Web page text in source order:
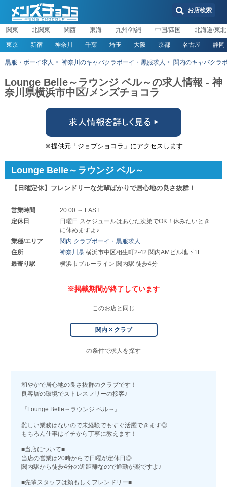
お店検索
関東 北関東 関西 東海 九州/沖縄 中国/四国 北海道/東北
東京 新宿 神奈川 千葉 埼玉 大阪 京都 名古屋 静岡
黒服・ボーイ求人 神奈川のキャバクラボーイ・黒服求人 関内のキャバクラ
Lounge Belle～ラウンジ ベル～の求人情報 - 神
奈川県横浜市中区/メンズチョコラ
※提供元「ジョブショコラ」にアクセスします
Lounge Belle～ラウンジ ベル～
【日曜定休】フレンドリーな先輩ばかりで居心地の良さ抜群！
営業時間
20:00 ～ LAST
定休日
日曜日 スケジュールはあなた次第でOK！休みたいとき
に休めますよ♪
業種/エリア
関内 クラブボーイ・黒服求人
住所
神奈川県横浜市中区相生町2-42 関内AMビル地下1F
最寄り駅
横浜市ブルーライン 関内駅 徒歩4分
※掲載期間が終了しています
このお店と同じ
関内 × クラブ
の条件で求人を探す
和やかで居心地の良さ抜群のクラブです！
良客層の環境でストレスフリーの接客♪
『Lounge Belle～ラウンジ ベル～』
難しい業務はないので未経験でもすぐ活躍できます◎
もちろん仕事はイチから丁寧に教えます！
■当店について■
当店の営業は20時からで日曜が定休日◎
関内駅から徒歩4分の近距離なので通勤が楽ですよ♪
■先輩スタッフは頼もしくフレンドリー■